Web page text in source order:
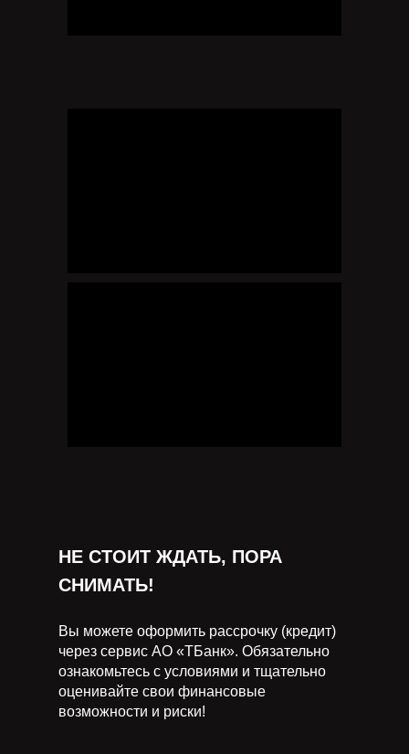
НЕ СТОИТ ЖДАТЬ, ПОРА
СНИМАТЬ!
Вы можете оформить рассрочку (кредит)
через сервис АО «ТБанк». Обязательно
ознакомьтесь с условиями и тщательно
оценивайте свои финансовые
возможности и риски!